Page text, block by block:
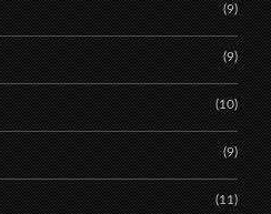
(9)
(9)
(10)
(9)
(11)